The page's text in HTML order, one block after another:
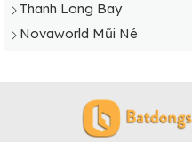
Thanh Long Bay
Novaworld Mũi Né